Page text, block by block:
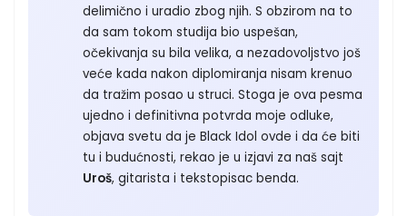
delimično i uradio zbog njih. S obzirom na to
da sam tokom studija bio uspešan,
očekivanja su bila velika, a nezadovoljstvo još
veće kada nakon diplomiranja nisam krenuo
da tražim posao u struci. Stoga je ova pesma
ujedno i definitivna potvrda moje odluke,
objava svetu da je Black Idol ovde i da će biti
tu i budućnosti, rekao je u izjavi za naš sajt
Uroš, gitarista i tekstopisac benda.